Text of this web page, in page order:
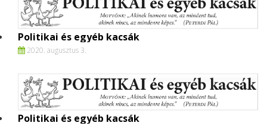
Politikai és egyéb kacsák
2020. augusztus 3.
Politikai és egyéb kacsák